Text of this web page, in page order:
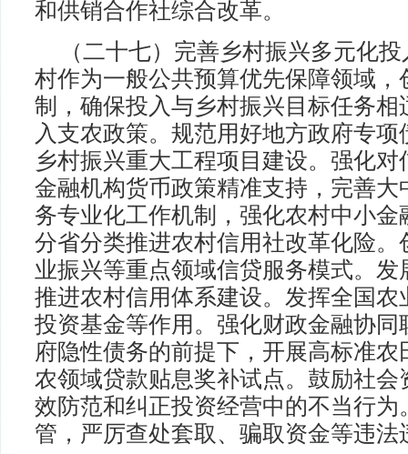
和供销合作社综合改革。
（二十七）完善乡村振兴多元化
村作为一般公共预算优先保障领域
制，确保投入与乡村振兴目标任务
入支农政策。规范用好地方政府专
乡村振兴重大工程项目建设。强化
金融机构货币政策精准支持，完善大
务专业化工作机制，强化农村中小
分省分类推进农村信用社改革化险
业振兴等重点领域信贷服务模式。
推进农村信用体系建设。发挥全国
投资基金等作用。强化财政金融协
府隐性债务的前提下，开展高标准
农领域贷款贴息奖补试点。鼓励社
效防范和纠正投资经营中的不当行
管，严厉查处套取、骗取资金等违法